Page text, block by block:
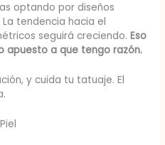
optando por diseños
tendencia hacia el
seguirá creciendo.Eso
apuesto a que tengo razón.
y cuida tu tatuaje. El